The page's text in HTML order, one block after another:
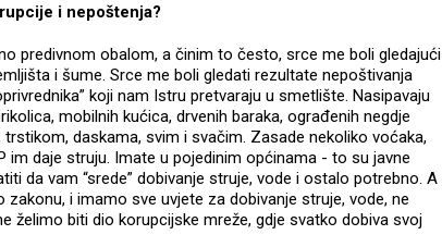
i nepoštenja?
predivnom obalom, a činim to često, srce me boli gledajući
i šume. Srce me boli gledati rezultate nepoštivanja
koji nam Istru pretvaraju u smetlište. Nasipavaju
mobilnih kućica, drvenih baraka, ograđenih negdje
daskama, svim i svačim. Zasade nekoliko voćaka,
im daje struju. Imate u pojedinim općinama - to su javne
da vam “srede” dobivanje struje, vode i ostalo potrebno. A
i imamo sve uvjete za dobivanje struje, vode, ne
želimo biti dio korupcijske mreže, gdje svatko dobiva svoj